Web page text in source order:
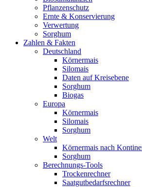
Pflanzenschutz
Ernte & Konservierung
Verwertung
Sorghum
Zahlen & Fakten
Deutschland
Körnermais
Silomais
Daten auf Kreisebene
Sorghum
Biogas
Europa
Körnermais
Silomais
Sorghum
Welt
Körnermais nach
Sorghum
Berechnungs-Tools
Trockenrechner
Saatgutbedarfsrechner